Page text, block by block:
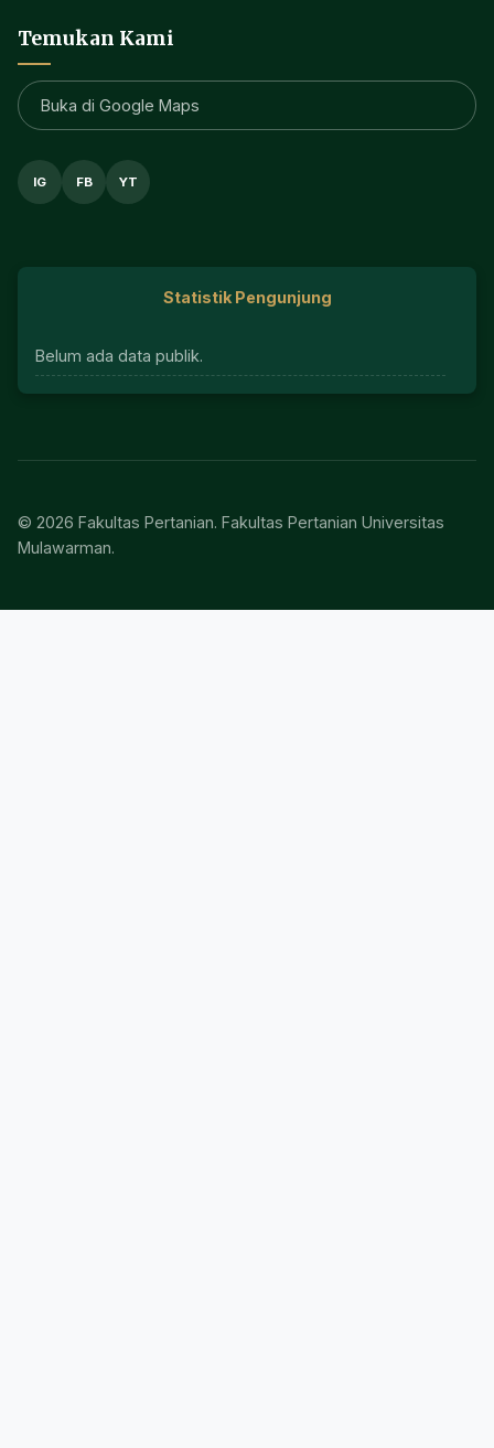
Temukan Kami
Buka di Google Maps
IG FB YT
Statistik Pengunjung
Belum ada data publik.
© 2026 Fakultas Pertanian. Fakultas Pertanian Universitas
Mulawarman.